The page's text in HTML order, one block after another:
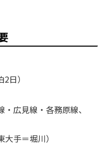
日）
広見線・各務原線、
手＝堀川）